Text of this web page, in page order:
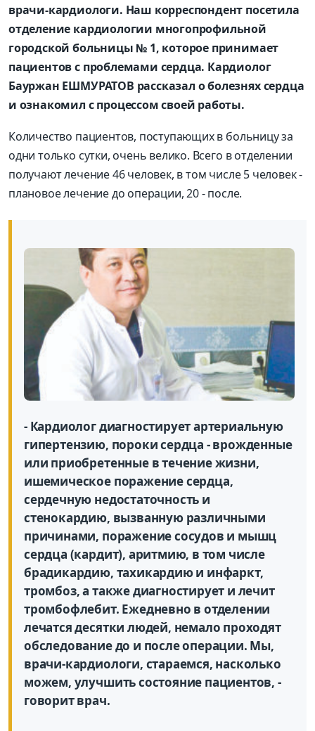
врачи-кардиологи. Наш корреспондент посетила
отделение кардиологии многопрофильной
городской больницы № 1, которое принимает
пациентов с проблемами сердца. Кардиолог
Бауржан ЕШМУРАТОВ рассказал о болезнях сердца
и ознакомил с процессом своей работы.
Количество пациентов, поступающих в больницу за
одни только сутки, очень велико. Всего в отделении
получают лечение 46 человек, в том числе 5 человек -
плановое лечение до операции, 20 - после.
- Кардиолог диагностирует артериальную
гипертензию, пороки сердца - врожденные
или приобретенные в течение жизни,
ишемическое поражение сердца,
сердечную недостаточность и
стенокардию, вызванную различными
причинами, поражение сосудов и мышц
сердца (кардит), аритмию, в том числе
брадикардию, тахикардию и инфаркт,
тромбоз, а также диагностирует и лечит
тромбофлебит. Ежедневно в отделении
лечатся десятки людей, немало проходят
обследование до и после операции. Мы,
врачи-кардиологи, стараемся, насколько
можем, улучшить состояние пациентов, -
говорит врач.